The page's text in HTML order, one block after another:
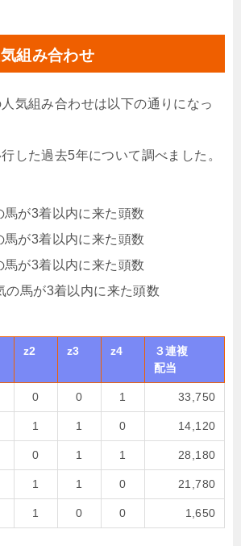
組み合わせ
気組み合わせは以下の通りになっ
した過去5年について調べました。
が3着以内に来た頭数
が3着以内に来た頭数
が3着以内に来た頭数
の馬が3着以内に来た頭数
z2 z3 z4
３連複
配当
0 0 1 33,750
1 1 0 14,120
0 1 1 28,180
1 1 0 21,780
1 0 0 1,650